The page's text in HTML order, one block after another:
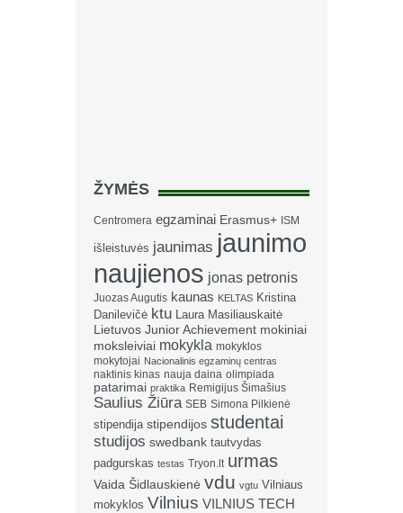
ŽYMĖS
Centromera egzaminai Erasmus+ ISM
išleistuvės jaunimas jaunimo
naujienos jonas petronis
Juozas Augutis kaunas KELTAS Kristina
Danilevičė ktu Laura Masiliauskaitė
Lietuvos Junior Achievement mokiniai
moksleiviai mokykla mokyklos
mokytojai Nacionalinis egzaminų centras
naktinis kinas nauja daina olimpiada
patarimai praktika Remigijus Šimašius
Saulius Žiūra SEB Simona Pilkienė
stipendija stipendijos studentai
studijos swedbank tautvydas
padgurskas testas Tryon.lt urmas
Vaida Šidlauskienė vdu vgtu Vilniaus
mokyklos Vilnius VILNIUS TECH